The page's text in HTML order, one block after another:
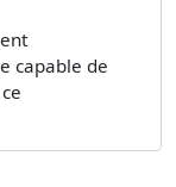
capable de